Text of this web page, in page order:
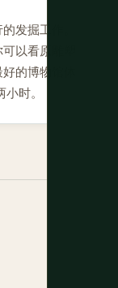
发掘工作。
以看原雕塑
的博物馆体
时。